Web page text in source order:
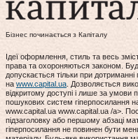
Бізнес починається з Капіталу
Ідеї оформлення, стиль та весь
права та охороняються законом.
допускається тільки при
на www.capital.ua . Дозволяється
відкритому доступі і лише за умови
пошукових систем гіперпосилання
www.capital.ua www.capital.ua /a>.
підзаголовку або першому абзаці
гіперпосилання не повинен бути